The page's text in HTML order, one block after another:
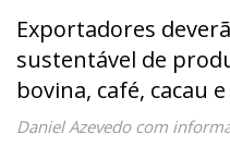
Exportadores
sustentável de
bovina, café, cacau
Daniel Azevedo com